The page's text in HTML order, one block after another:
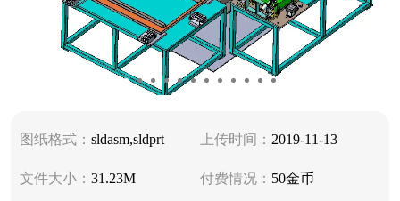
图纸格式： sldasm,sldprt 上传时间： 2019-11-13
文件大小： 31.23M 付费情况： 50金币